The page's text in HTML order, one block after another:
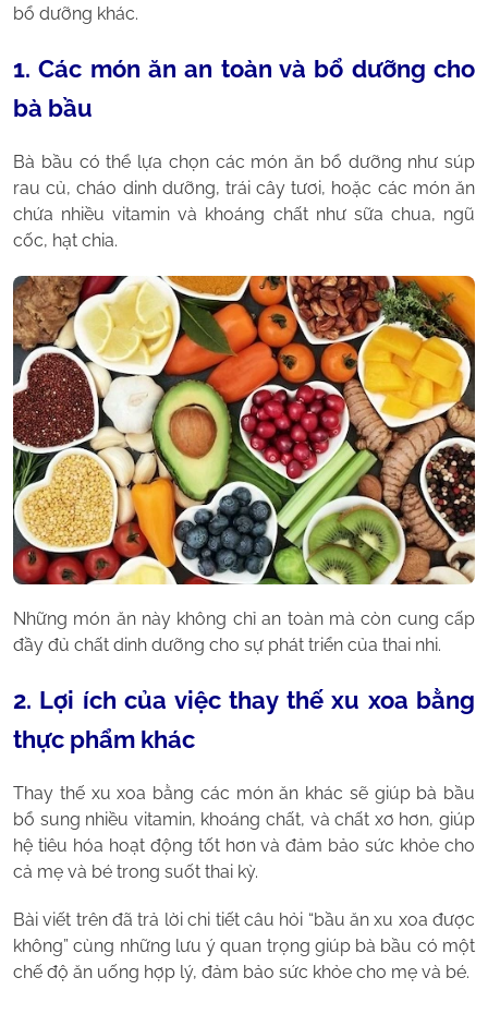
bổ dưỡng khác.
1. Các món ăn an toàn và bổ dưỡng cho
bà bầu
Bà bầu có thể lựa chọn các món ăn bổ dưỡng như súp
rau củ, cháo dinh dưỡng, trái cây tươi, hoặc các món ăn
chứa nhiều vitamin và khoáng chất như sữa chua, ngũ
cốc, hạt chia.
Những món ăn này không chỉ an toàn mà còn cung cấp
đầy đủ chất dinh dưỡng cho sự phát triển của thai nhi.
2. Lợi ích của việc thay thế xu xoa bằng
thực phẩm khác
Thay thế xu xoa bằng các món ăn khác sẽ giúp bà bầu
bổ sung nhiều vitamin, khoáng chất, và chất xơ hơn, giúp
hệ tiêu hóa hoạt động tốt hơn và đảm bảo sức khỏe cho
cả mẹ và bé trong suốt thai kỳ.
Bài viết trên đã trả lời chi tiết câu hỏi “bầu ăn xu xoa được
không” cùng những lưu ý quan trọng giúp bà bầu có một
chế độ ăn uống hợp lý, đảm bảo sức khỏe cho mẹ và bé.